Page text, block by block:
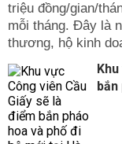
triệu đồng/gian/
mỗi tháng. Đây là
thương, hộ kinh
bắn